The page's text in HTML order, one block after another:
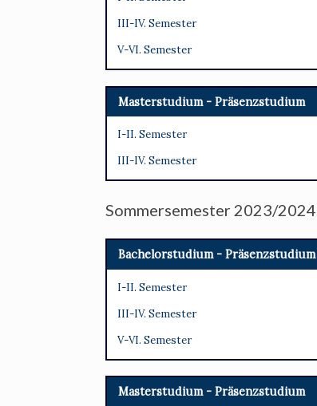
III-IV. Semester
V-VI. Semester
Masterstudium - Präsenzstudium
I-II. Semester
III-IV. Semester
Sommersemester 2023/2024
Bachelorstudium - Präsenzstudium
I-II. Semester
III-IV. Semester
V-VI. Semester
Masterstudium - Präsenzstudium